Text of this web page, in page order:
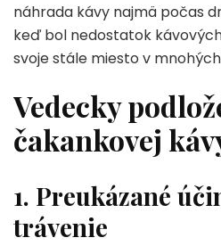
náhrada kávy najmä počas
keď bol nedostatok
svoje stále miesto v
Vedecky
čakankovej
1. Preukázané
trávenie